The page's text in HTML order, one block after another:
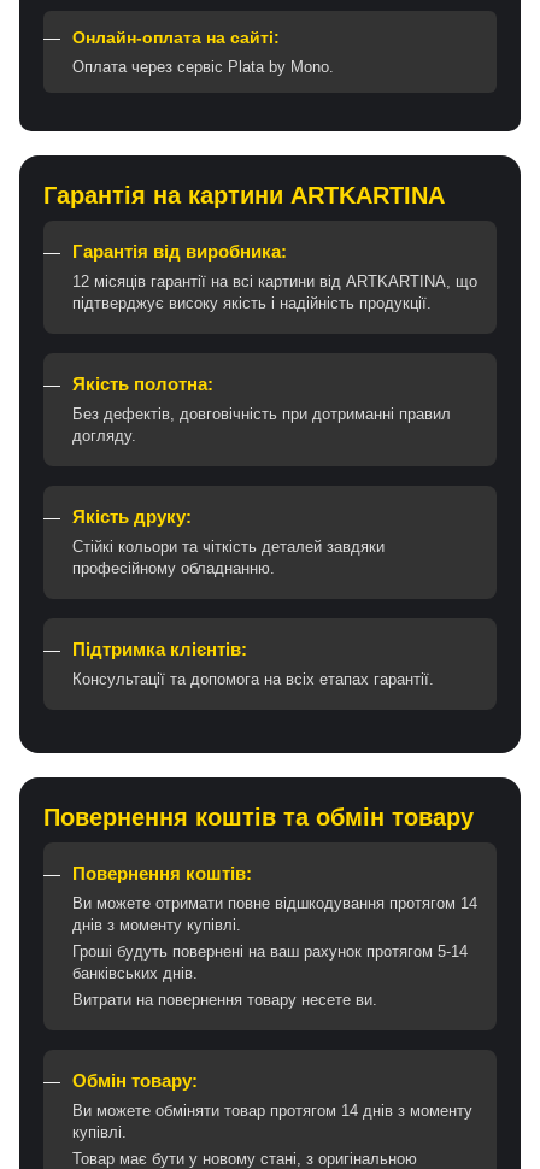
Онлайн-оплата на сайті:
Оплата через сервіс Plata by Mono.
Гарантія на картини ARTKARTINA
Гарантія від виробника:
12 місяців гарантії на всі картини від ARTKARTINA, що
підтверджує високу якість і надійність продукції.
Якість полотна:
Без дефектів, довговічність при дотриманні правил
догляду.
Якість друку:
Стійкі кольори та чіткість деталей завдяки
професійному обладнанню.
Підтримка клієнтів:
Консультації та допомога на всіх етапах гарантії.
Повернення коштів та обмін товару
Повернення коштів:
Ви можете отримати повне відшкодування протягом 14
днів з моменту купівлі.
Гроші будуть повернені на ваш рахунок протягом 5-14
банківських днів.
Витрати на повернення товару несете ви.
Обмін товару:
Ви можете обміняти товар протягом 14 днів з моменту
купівлі.
Товар має бути у новому стані, з оригінальною